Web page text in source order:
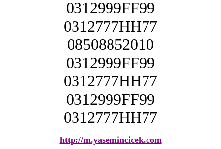
0312999FF99
0312777HH77
08508852010
0312999FF99
0312777HH77
0312999FF99
0312777HH77
http://m.yasemincicek.com